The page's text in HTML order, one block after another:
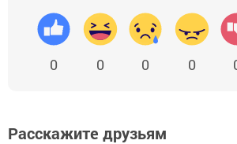
0 0 0 0
Расскажите друзьям